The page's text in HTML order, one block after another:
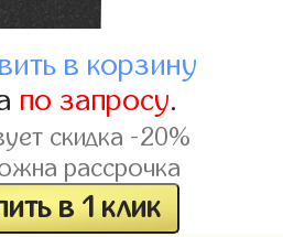
в корзину
по запросу.
скидка -20%
рассрочка
в 1 клик